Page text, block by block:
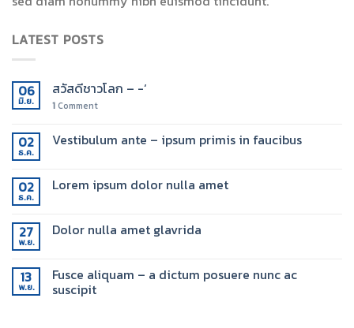
LATEST POSTS
06
มิ.ย.
สวัสดีชาวโลก – -‘
1 Comment
02
ธ.ค.
Vestibulum ante – ipsum primis in faucibus
02
ธ.ค.
Lorem ipsum dolor nulla amet
27
พ.ย.
Dolor nulla amet glavrida
13
พ.ย.
Fusce aliquam – a dictum posuere nunc ac
suscipit